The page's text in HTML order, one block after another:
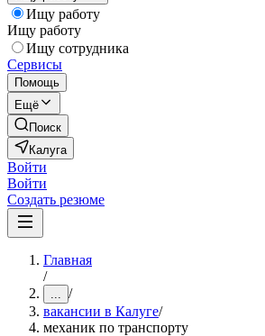
Ищу работу
Ищу работу
Ищу сотрудника
Сервисы
Помощь
Ещё
Поиск
Калуга
Войти
Войти
Создать резюме
Главная
/
... /
вакансии в Калуге/
механик по транспорту